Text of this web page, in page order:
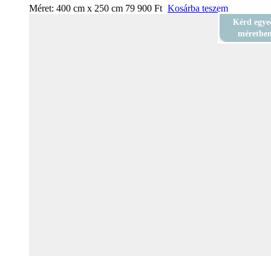
Méret: 400 cm x 250 cm 79 900 Ft Kosárba teszem
Kérd